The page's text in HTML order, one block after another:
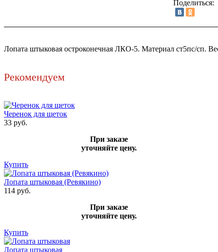
Поделиться:
Лопата штыковая остроконечная ЛКО-5. Материал ст5пс/сп.
Рекомендуем
Черенок для щеток
33 руб.
При заказе
уточняйте цену.
Купить
Лопата штыковая (Ревякино)
114 руб.
При заказе
уточняйте цену.
Купить
Лопата штыковая